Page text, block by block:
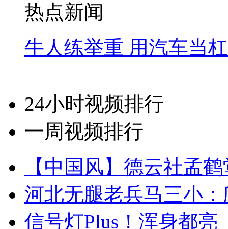
热点新闻
牛人练举重 用汽车当
24小时视频排行
一周视频排行
【中国风】德云社孟
河北无腿老兵马三小
信号灯Plus！浑身都亮